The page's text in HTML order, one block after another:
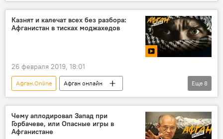
Афганистан: 30 лет в ожидании мира
Казнят и калечат всех без разбора:
Афганистан в тисках моджахедов
26 февраля 2019, 18:01
Афган.Online
Афган онлайн
Афганистан: 30 лет в ожидании мира
Афганистан
СССР
война
Новости
В мире
Еще 8
Чему аплодировал Запад при
Горбачеве, или Опасные игры в
Афганистане